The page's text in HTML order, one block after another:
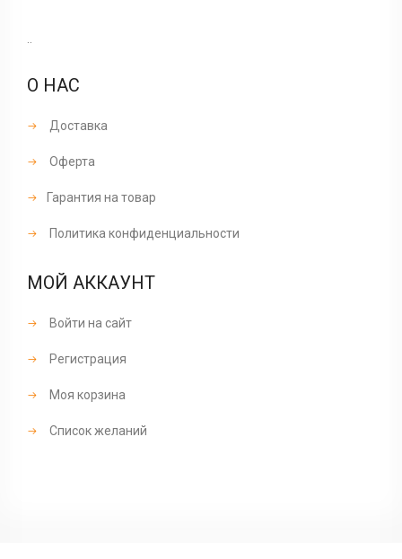
..
О НАС
Доставка
Оферта
Гарантия на товар
Политика конфиденциальности
МОЙ АККАУНТ
Войти на сайт
Регистрация
Моя корзина
Список желаний